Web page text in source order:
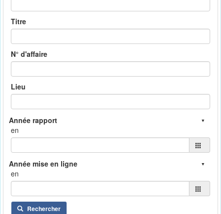
Titre
N° d'affaire
Lieu
en
en
Rechercher